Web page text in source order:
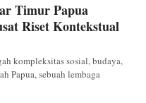
Timur Papua
Riset Kontekstual
kompleksitas sosial, budaya,
Papua, sebuah lembaga